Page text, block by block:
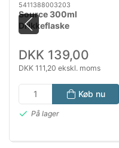
5411388003203
Source 300ml
Drikkeflaske
DKK 139,00
DKK 111,20 ekskl. moms
Køb nu
På lager